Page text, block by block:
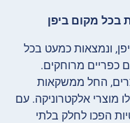
ונמצאות כמעט בכל
כפריים מרוחקים.
החל ממשקאות
מוצרי אלקטרוניקה. עם
הפכו לחלק בלתי